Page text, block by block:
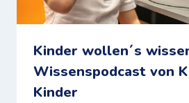
Kinder wollen´s
Wissenspodcast von
Kinder